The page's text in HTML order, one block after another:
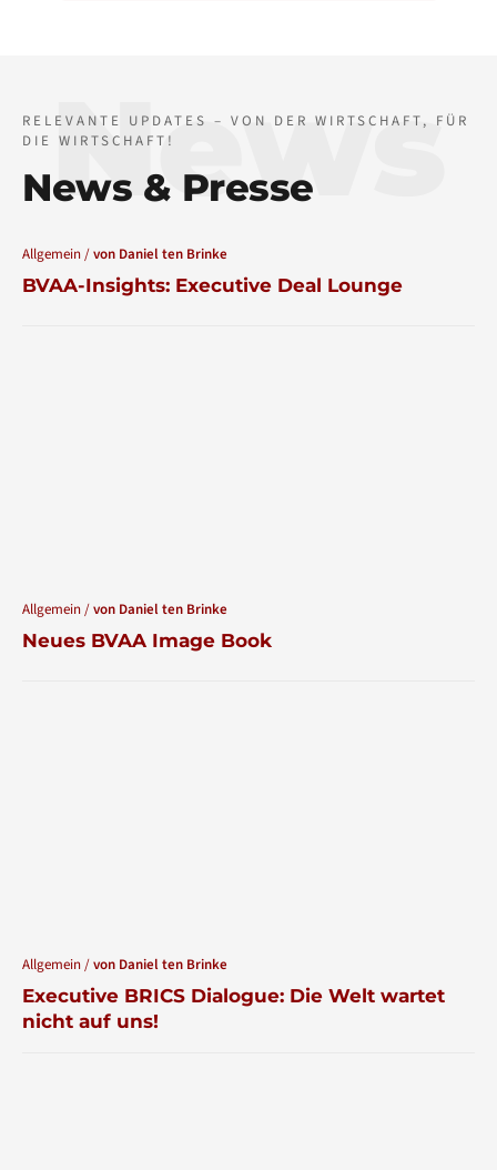
News
RELEVANTE UPDATES – VON DER WIRTSCHAFT, FÜR
DIE WIRTSCHAFT!
News & Presse
Allgemein /von Daniel ten Brinke
BVAA-Insights: Executive Deal Lounge
Allgemein /von Daniel ten Brinke
Neues BVAA Image Book
Allgemein /von Daniel ten Brinke
Executive BRICS Dialogue: Die Welt wartet
nicht auf uns!